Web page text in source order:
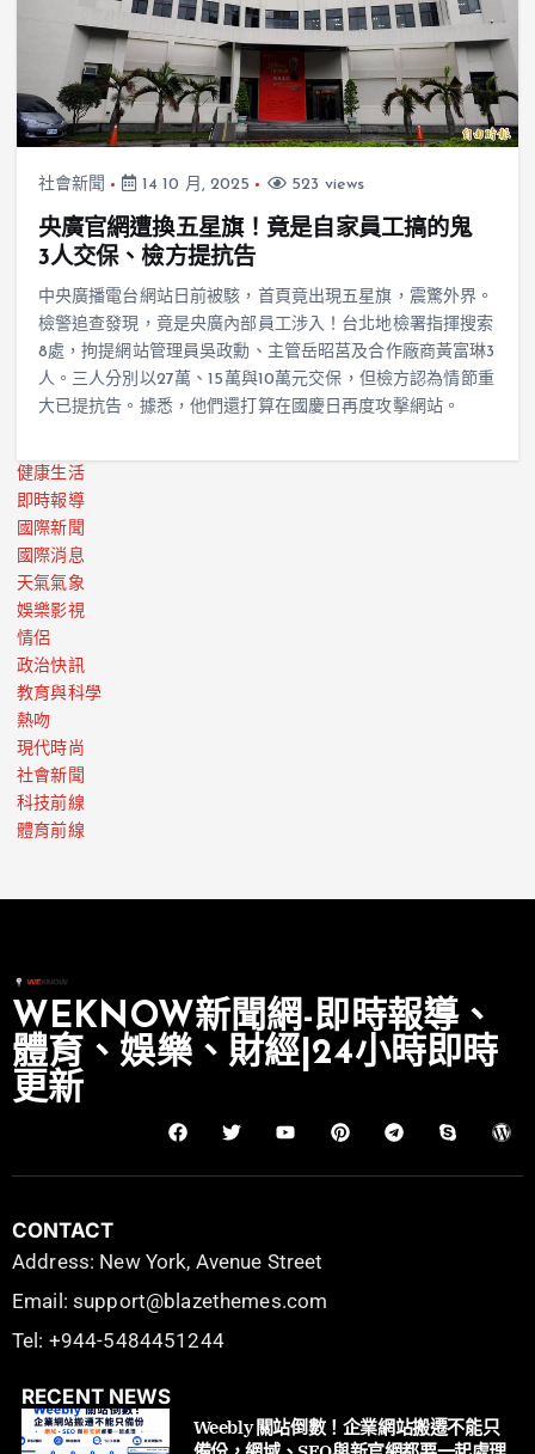
社會新聞 14 10 月, 2025 523 views
央廣官網遭換五星旗！竟是自家員工搞的鬼
3人交保、檢方提抗告
中央廣播電台網站日前被駭，首頁竟出現五星旗，震驚外界。
檢警追查發現，竟是央廣內部員工涉入！台北地檢署指揮搜索
8處，拘提網站管理員吳政勳、主管岳昭莒及合作廠商黃富琳3
人。三人分別以27萬、15萬與10萬元交保，但檢方認為情節重
大已提抗告。據悉，他們還打算在國慶日再度攻擊網站。
健康生活
即時報導
國際新聞
國際消息
天氣氣象
娛樂影視
情侶
政治快訊
教育與科學
熱吻
現代時尚
社會新聞
科技前線
體育前線
WEKNOW新聞網-即時報導、
體育、娛樂、財經|24小時即時
更新
CONTACT
Address: New York, Avenue Street
Email: support@blazethemes.com
Tel: +944-5484451244
RECENT NEWS
Weebly 關站倒數！企業網站搬遷不能只